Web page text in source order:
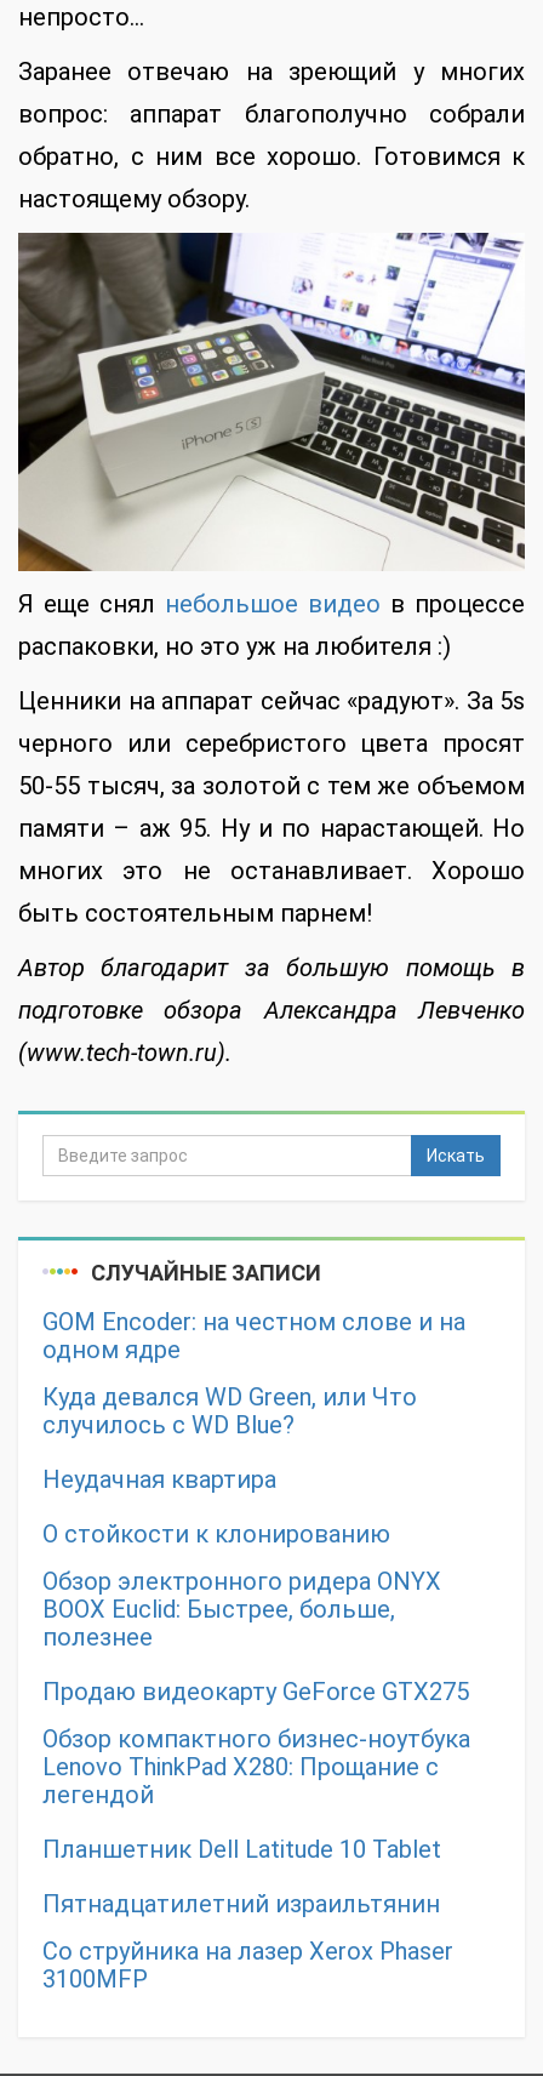
непросто…
Заранее отвечаю на зреющий у многих
вопрос: аппарат благополучно собрали
обратно, с ним все хорошо. Готовимся к
настоящему обзору.
Я еще снял небольшое видео в процессе
распаковки, но это уж на любителя :)
Ценники на аппарат сейчас «радуют». За 5s
черного или серебристого цвета просят
50-55 тысяч, за золотой с тем же объемом
памяти – аж 95. Ну и по нарастающей. Но
многих это не останавливает. Хорошо
быть состоятельным парнем!
Автор благодарит за большую помощь в
подготовке обзора Александра Левченко
(www.tech-town.ru).
Искать
СЛУЧАЙНЫЕ ЗАПИСИ
GOM Encoder: на честном слове и на
одном ядре
Куда девался WD Green, или Что
случилось с WD Blue?
Неудачная квартира
О стойкости к клонированию
Обзор электронного ридера ONYX
BOOX Euclid: Быстрее, больше,
полезнее
Продаю видеокарту GeForce GTX275
Обзор компактного бизнес-ноутбука
Lenovo ThinkPad X280: Прощание с
легендой
Планшетник Dell Latitude 10 Tablet
Пятнадцатилетний израильтянин
Со струйника на лазер Xerox Phaser
3100MFP